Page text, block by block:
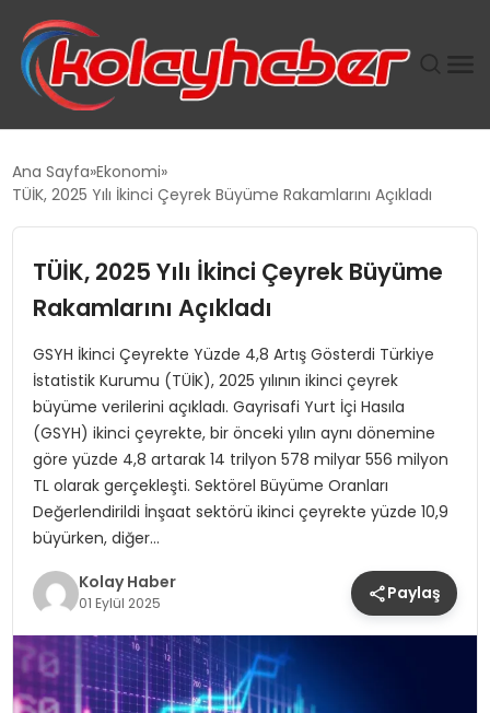
TANYER YAPI ZEMIN MÜHENDISLIĞINDE HEDEF
TOROSLAR’DA PAZAR GERGİNLİĞİ!
Ana Sayfa Ekonomi
TÜİK, 2025 Yılı İkinci Çeyrek Büyüme Rakamlarını Açıkladı
TÜİK, 2025 Yılı İkinci Çeyrek Büyüme
Rakamlarını Açıkladı
GSYH İkinci Çeyrekte Yüzde 4,8 Artış Gösterdi Türkiye
İstatistik Kurumu (TÜİK), 2025 yılının ikinci çeyrek
büyüme verilerini açıkladı. Gayrisafi Yurt İçi Hasıla
(GSYH) ikinci çeyrekte, bir önceki yılın aynı dönemine
göre yüzde 4,8 artarak 14 trilyon 578 milyar 556 milyon
TL olarak gerçekleşti. Sektörel Büyüme Oranları
Değerlendirildi İnşaat sektörü ikinci çeyrekte yüzde 10,9
büyürken, diğer…
Kolay Haber
01 Eylül 2025 Paylaş